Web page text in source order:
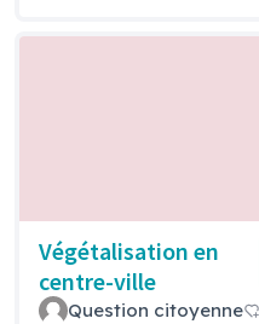
Végétalisation en
centre-ville
Question citoyenne